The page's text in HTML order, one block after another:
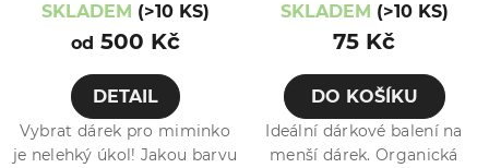
SKLADEM (>10 KS)
od 500 Kč
DETAIL
Vybrat dárek pro miminko
je nelehký úkol! Jakou barvu
SKLADEM (>10 KS)
75 Kč
DO KOŠÍKU
Ideální dárkové balení na
menší dárek. Organická